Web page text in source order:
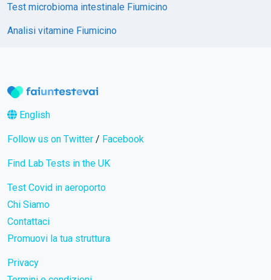
Test microbioma intestinale Fiumicino
Analisi vitamine Fiumicino
English
Follow us on Twitter / Facebook
Find Lab Tests in the UK
Test Covid in aeroporto
Chi Siamo
Contattaci
Promuovi la tua struttura
Privacy